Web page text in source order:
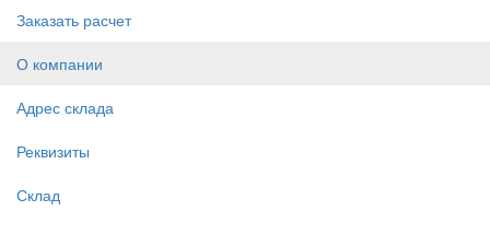
Заказать расчет
О компании
Адрес склада
Реквизиты
Склад